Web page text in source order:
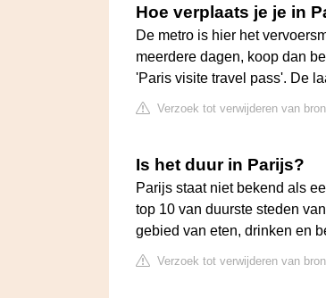
Hoe verplaats je je in
De metro is hier het
meerdere dagen, koop dan
'Paris visite travel pass'. De
Verzoek tot verwijderen van bron
Is het duur in Parijs?
Parijs staat niet bekend als
top 10 van duurste steden
gebied van eten, drinken en
Verzoek tot verwijderen van bron